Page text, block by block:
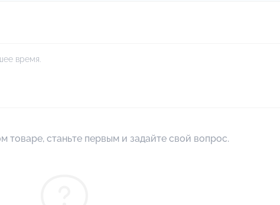
время.
товаре, станьте первым и задайте свой вопрос.